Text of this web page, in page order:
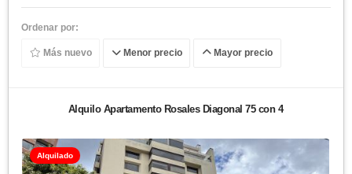
Ordenar por:
Más nuevo Menor precio Mayor precio
Alquilo Apartamento Rosales Diagonal 75 con 4
Alquilado